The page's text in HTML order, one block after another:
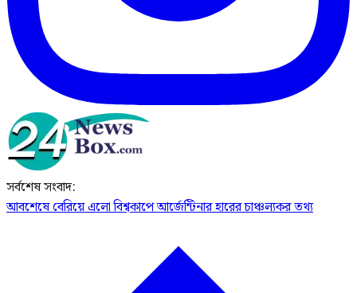
সর্বশেষ সংবাদ:
আবশেষে বেরিয়ে এলো বিশ্বকাপে আর্জেন্টিনার হারের চাঞ্চল্যকর তথ্য